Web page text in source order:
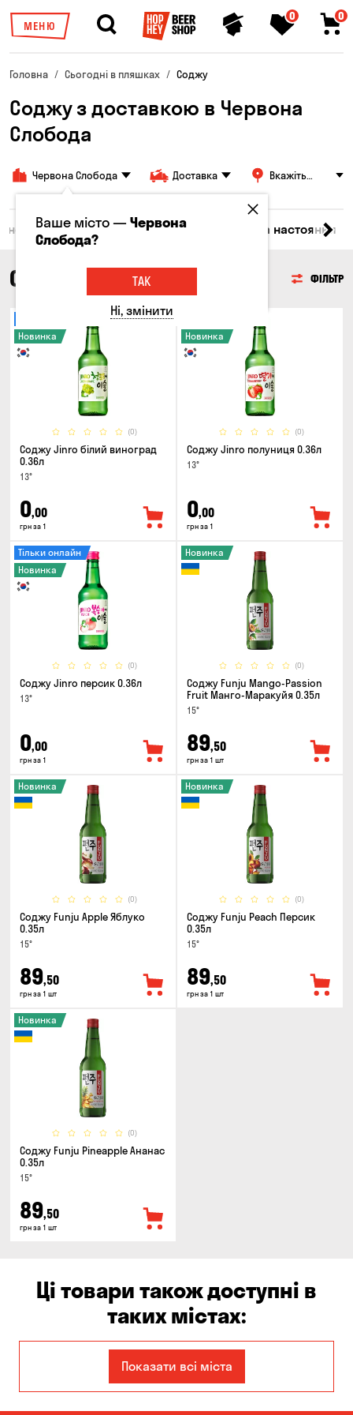
МЕНЮ
0 0
Головна Сьогодні в пляшках Соджу
Соджу з доставкою в Червона
Слобода
Червона Слобода Доставка
Вкажіть
Віскі Коктейлі Соджу Лікери та настоянки
СОДЖУ ФІЛЬТР
(0)
Новинка
Соджу Jinro білий виноград
0.36л
13°
0,00
грн за 1
(0)
Новинка
Соджу Jinro полуниця 0.36л
13°
0,00
грн за 1
(0)
Тільки онлайн
Новинка
Соджу Jinro персик 0.36л
13°
0,00
грн за 1
(0)
Новинка
Соджу Funju Mango-Passion
Fruit Манго-Маракуйя 0.35л
15°
89,50
грн за 1 шт
(0)
Новинка
Соджу Funju Apple Яблуко
0.35л
15°
89,50
грн за 1 шт
(0)
Новинка
Соджу Funju Peach Персик
0.35л
15°
89,50
грн за 1 шт
(0)
Новинка
Соджу Funju Pineapple Ананас
0.35л
15°
89,50
грн за 1 шт
Ці товари також доступні в
таких містах:
Єлизаветівка
Авангард Бабурка
Показати всі міста
Ваше місто —Червона
Слобода?
ТАК
Ні, змінити